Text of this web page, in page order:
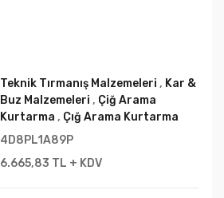
Teknik Tırmanış Malzemeleri , Kar &
Buz Malzemeleri , Çiğ Arama
Kurtarma , Çığ Arama Kurtarma
4D8PL1A89P
6.665,83 TL + KDV